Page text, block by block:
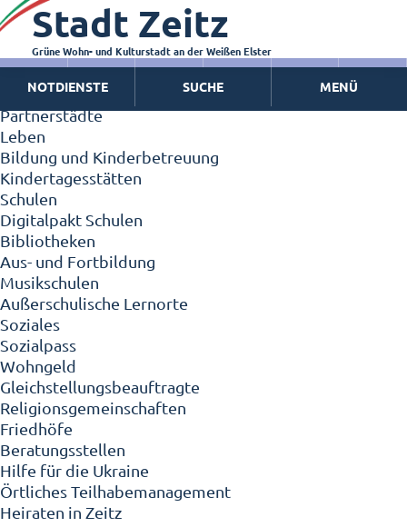
Zeitz - Die Kleinstadt
Willkommen in Zeitz!
Interview mit Oberbürgermeister Christian Thieme
Zeitz - Stadt der Zukunft
Ortschaften
Partnerstädte
Leben
Bildung und Kinderbetreuung
Kindertagesstätten
Schulen
Digitalpakt Schulen
Bibliotheken
Aus- und Fortbildung
Musikschulen
Außerschulische Lernorte
Soziales
Sozialpass
Wohngeld
Gleichstellungsbeauftragte
Religionsgemeinschaften
Friedhöfe
Beratungsstellen
Hilfe für die Ukraine
Örtliches Teilhabemanagement
Heiraten in Zeitz
Stadt Zeitz
Grüne Wohn- und Kulturstadt an der Weißen Elster
NOTDIENSTE SUCHE MENÜ